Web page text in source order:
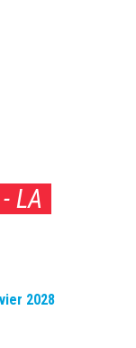
LA
2028